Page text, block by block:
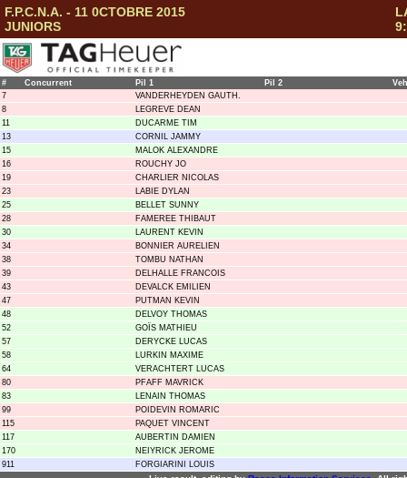
F.P.C.N.A. - 11 0CTOBRE 2015
JUNIORS
# Concurrent Pil 1 Pil 2
Veh
7
VANDERHEYDEN GAUTH.
8
LEGREVE DEAN
11
DUCARME TIM
13
CORNIL JAMMY
15
MALOK ALEXANDRE
16
ROUCHY JO
19
CHARLIER NICOLAS
23
LABIE DYLAN
25
BELLET SUNNY
28
FAMEREE THIBAUT
30
LAURENT KEVIN
34
BONNIER AURELIEN
38
TOMBU NATHAN
39
DELHALLE FRANCOIS
43
DEVALCK EMILIEN
47
PUTMAN KEVIN
48
DELVOY THOMAS
52
GOÏS MATHIEU
57
DERYCKE LUCAS
58
LURKIN MAXIME
64
VERACHTERT LUCAS
80
PFAFF MAVRICK
83
LENAIN THOMAS
99
POIDEVIN ROMARIC
115
PAQUET VINCENT
117
AUBERTIN DAMIEN
170
NEIYRICK JEROME
911
FORGIARINI LOUIS